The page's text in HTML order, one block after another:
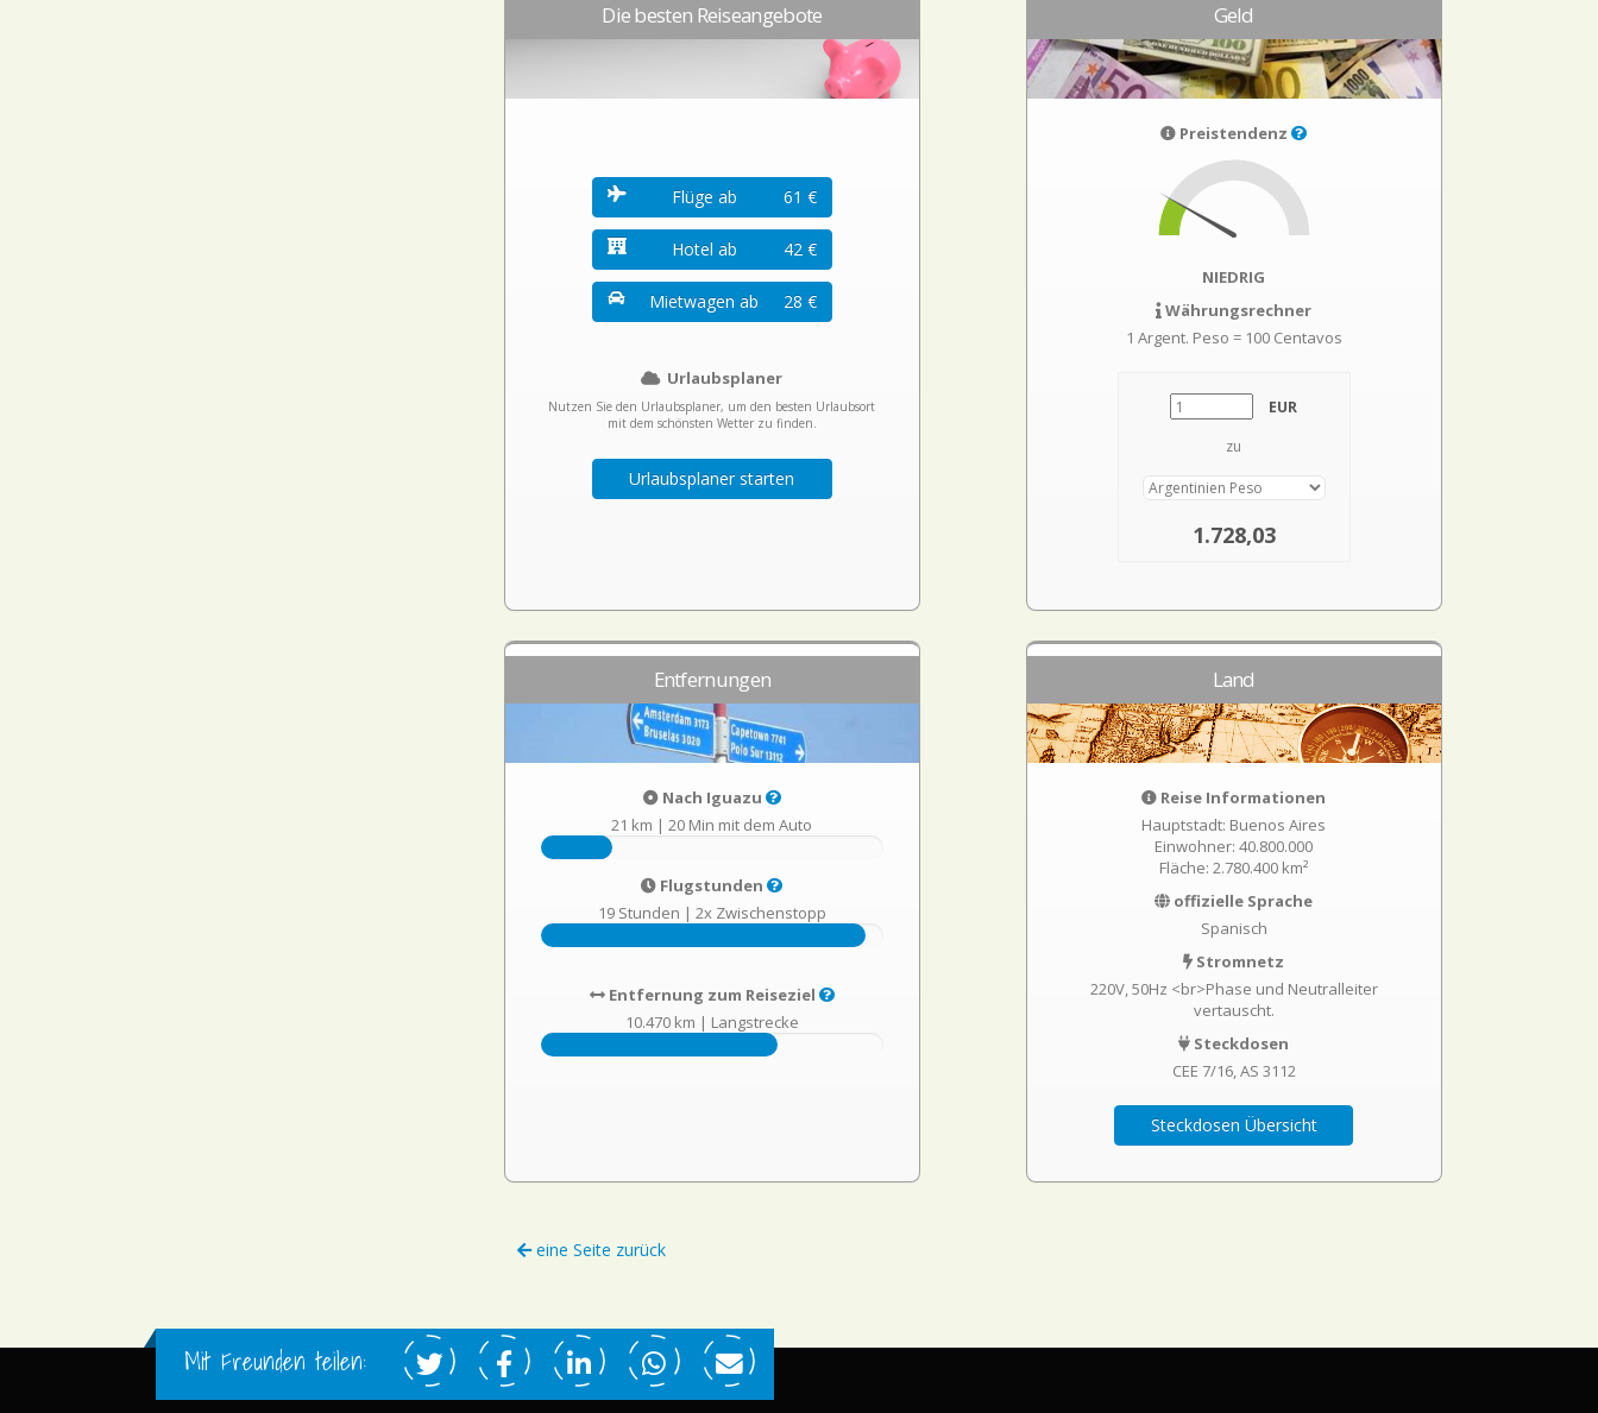
Die besten Reiseangebote
Flüge ab 61 €
Hotel ab 42 €
Mietwagen ab 28 €
Urlaubsplaner
Nutzen Sie den Urlaubsplaner, um den besten Urlaubsort
mit dem schönsten Wetter zu finden.
Urlaubsplaner starten
Geld
Preistendenz
NIEDRIG
Währungsrechner
1 Argent. Peso = 100 Centavos
EUR
zu
1.728,03
Entfernungen
Nach Iguazu
21 km |20 Min mit dem Auto
Flugstunden
19 Stunden | 2x Zwischenstopp
Entfernung zum Reiseziel
10.470 km | Langstrecke
Land
Reise Informationen
Hauptstadt: Buenos Aires
Einwohner: 40.800.000
Fläche: 2.780.400 km²
offizielle Sprache
Spanisch
Stromnetz
220V, 50Hz <br>Phase und Neutralleiter
vertauscht.
Steckdosen
CEE 7/16 AS 3112
Steckdosen Übersicht
eine Seite zurück
Mit Freunden teilen: